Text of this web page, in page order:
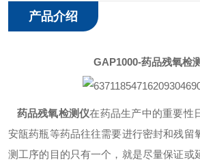
产品介绍
GAP1000-药品残氧检
药品残氧检测仪在药品生产中的重要性
安瓿药瓶等药品往往需要进行密封和残留
测工序的目的只有一个，就是尽量保证或